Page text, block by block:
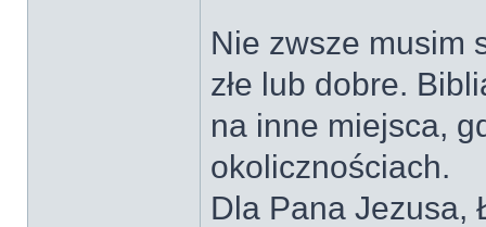
Nie zwsze musim
złe lub dobre.
na inne miejsca,
okolicznościach.
Dla Pana Jezusa,